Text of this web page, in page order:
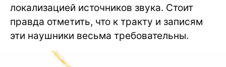
локализацией источников звука. Стоит
правда отметить, что к тракту и записям
эти наушники весьма требовательны.